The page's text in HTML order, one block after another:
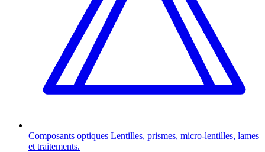
Composants optiques Lentilles, prismes, micro-lentilles, lames
et traitements.